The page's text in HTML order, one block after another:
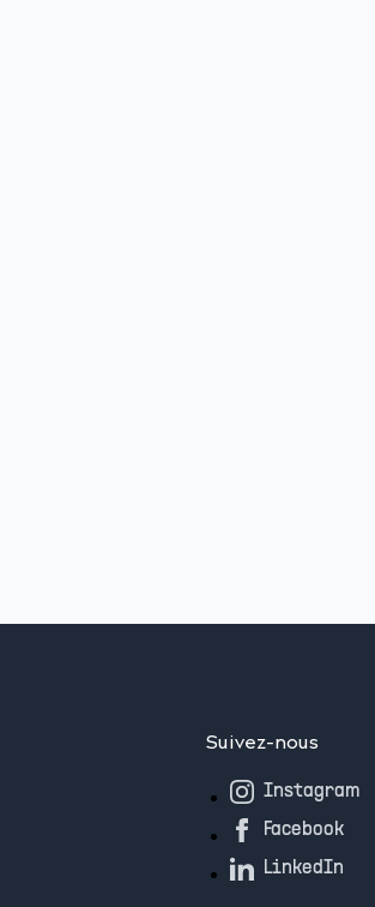
Suivez-nous
Instagram
Facebook
LinkedIn